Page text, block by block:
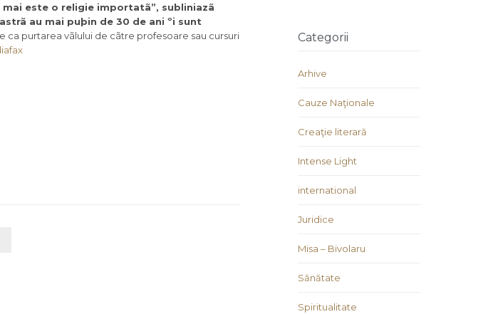
mai este o religie importatã”, subliniazã
au mai puþin de 30 de ani ºi sunt
purtarea vãlului de cãtre profesoare sau cursuri
Categorii
Arhive
Cauze Naţionale
Creaţie literară
Intense Light
international
Juridice
Misa – Bivolaru
Sănătate
Spiritualitate